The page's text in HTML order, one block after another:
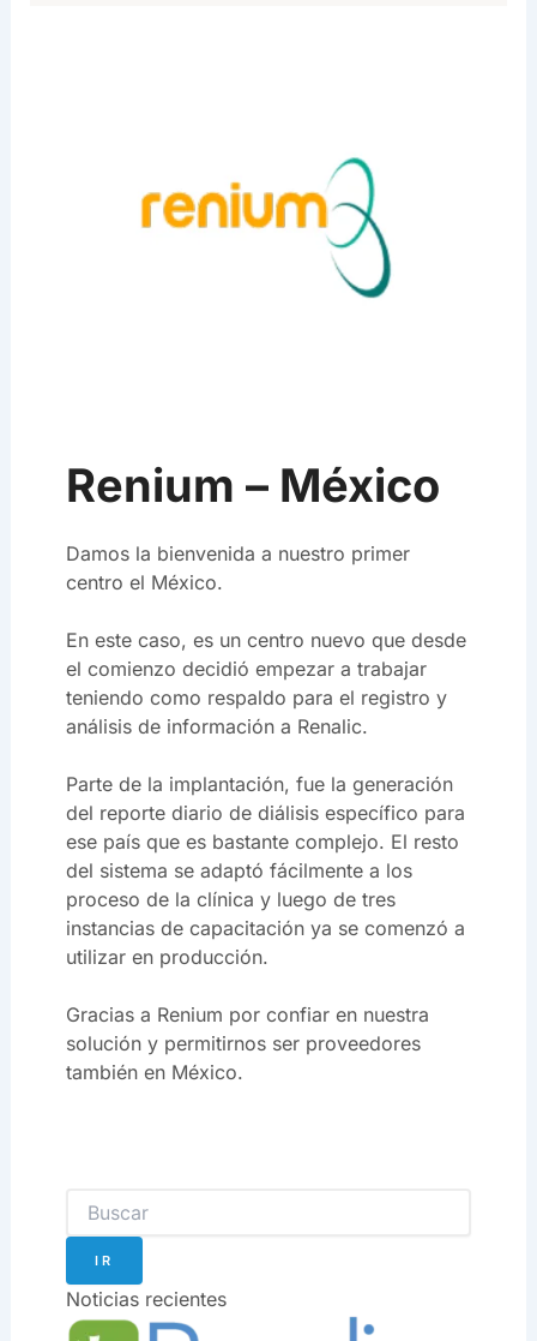
Renium – México
Damos la bienvenida a nuestro primer
centro el México.
En este caso, es un centro nuevo que desde
el comienzo decidió empezar a trabajar
teniendo como respaldo para el registro y
análisis de información a Renalic.
Parte de la implantación, fue la generación
del reporte diario de diálisis específico para
ese país que es bastante complejo. El resto
del sistema se adaptó fácilmente a los
proceso de la clínica y luego de tres
instancias de capacitación ya se comenzó a
utilizar en producción.
Gracias a Renium por confiar en nuestra
solución y permitirnos ser proveedores
también en México.
IR
Noticias recientes